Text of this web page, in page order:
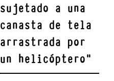
sujetado a una
canasta de tela
arrastrada por
un helicóptero"